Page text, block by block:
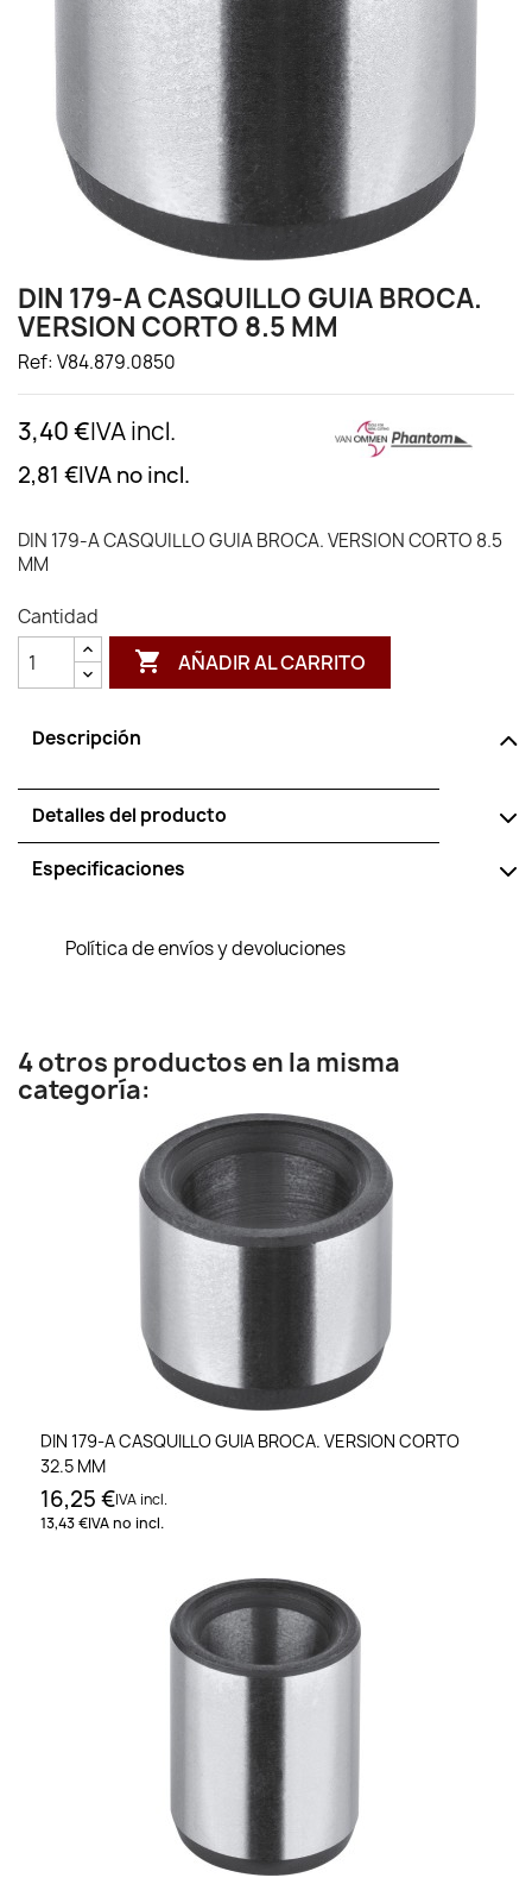
DIN 179-A CASQUILLO GUIA BROCA.
VERSION CORTO 8.5 MM
Ref: V84.879.0850
3,40 €IVA incl.
2,81 €IVA no incl.
DIN 179-A CASQUILLO GUIA BROCA. VERSION CORTO 8.5
MM
Cantidad
 AÑADIR AL CARRITO
Descripción
Detalles del producto
Especificaciones
Política de envíos y devoluciones
4 otros productos en la misma
categoría:
DIN 179-A CASQUILLO GUIA BROCA. VERSION CORTO
32.5 MM
16,25 €IVA incl.
13,43 €IVA no incl.